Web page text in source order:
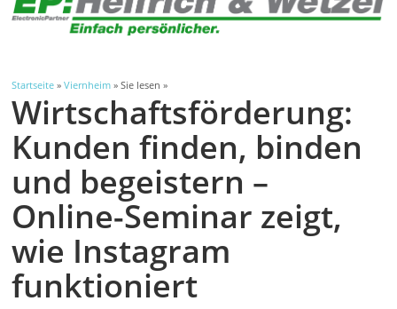
Startseite »Viernheim » Sie lesen »
Wirtschaftsförderung:
Kunden finden, binden
und begeistern –
Online-Seminar zeigt,
wie Instagram
funktioniert